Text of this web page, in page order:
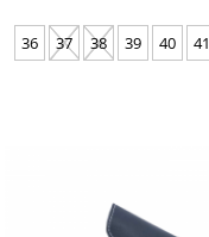
36 37 38 39 40 41